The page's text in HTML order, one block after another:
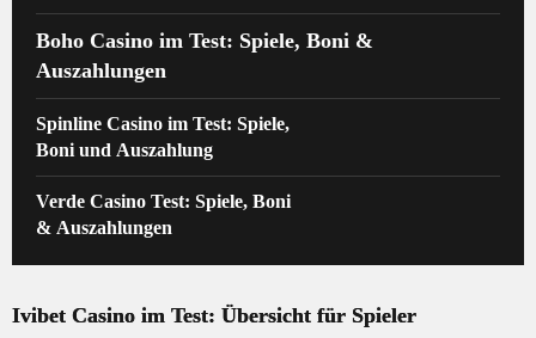
Boho Casino im Test: Spiele, Boni &
Auszahlungen
Spinline Casino im Test: Spiele,
Boni und Auszahlung
Verde Casino Test: Spiele, Boni
& Auszahlungen
Ivibet Casino im Test: Übersicht für Spieler